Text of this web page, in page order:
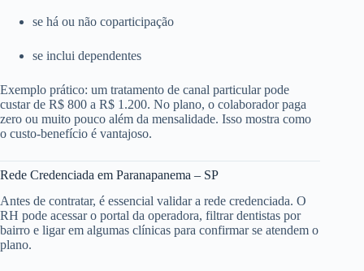
se há ou não coparticipação
se inclui dependentes
Exemplo prático: um tratamento de canal particular pode
custar de R$ 800 a R$ 1.200. No plano, o colaborador paga
zero ou muito pouco além da mensalidade. Isso mostra como
o custo-benefício é vantajoso.
Rede Credenciada em Paranapanema – SP
Antes de contratar, é essencial validar a rede credenciada. O
RH pode acessar o portal da operadora, filtrar dentistas por
bairro e ligar em algumas clínicas para confirmar se atendem o
plano.